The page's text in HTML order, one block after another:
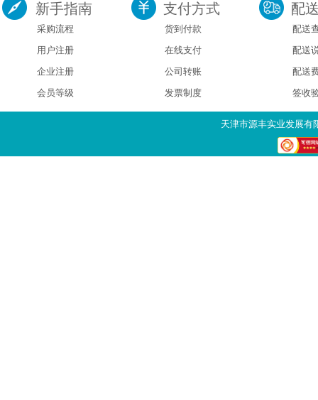
新手指南
采购流程
用户注册
企业注册
会员等级
支付方式
货到付款
在线支付
公司转账
发票制度
配
配送
配送
配送
签收
天津市源丰实业发展